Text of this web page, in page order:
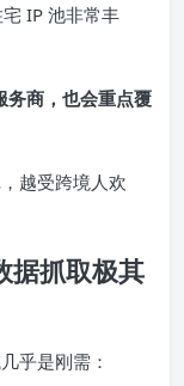
IP 池非常丰
商，也会重点覆
越受跨境人欢
据抓取极其
乎是刚需：